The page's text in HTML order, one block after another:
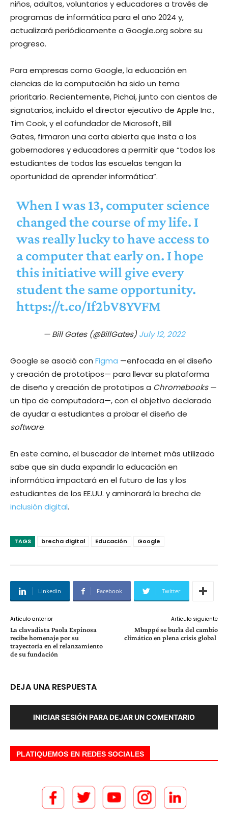
niños, adultos, voluntarios y educadores a través de
programas de informática para el año 2024 y,
actualizará periódicamente a Google.org sobre su
progreso.
Para empresas como Google, la educación en
ciencias de la computación ha sido un tema
prioritario. Recientemente, Pichai, junto con cientos de
signatarios, incluido el director ejecutivo de Apple Inc.,
Tim Cook, y el cofundador de Microsoft, Bill
Gates, firmaron una carta abierta que insta a los
gobernadores y educadores a permitir que “todos los
estudiantes de todas las escuelas tengan la
oportunidad de aprender informática”.
When I was 13, computer science
changed the course of my life. I
was really lucky to have access to
a computer that early on. I hope
this initiative will give every
student the same opportunity.
https://t.co/If2bV8YVFM
— Bill Gates (@BillGates) July 12, 2022
Google se asoció con Figma —enfocada en el diseño
y creación de prototipos— para llevar su plataforma
de diseño y creación de prototipos a Chromebooks—
un tipo de computadora—, con el objetivo declarado
de ayudar a estudiantes a probar el diseño de
software.
En este camino, el buscador de Internet más utilizado
sabe que sin duda expandir la educación en
informática impactará en el futuro de las y los
estudiantes de los EE.UU. y aminorará la brecha de
inclusión digital.
TAGS brecha digital Educación Google
Linkedin Facebook Twitter
Artículo anterior
La clavadista Paola Espinosa
recibe homenaje por su
trayectoria en el relanzamiento
de su fundación
Artículo siguiente
Mbappé se burla del cambio
climático en plena crisis global
DEJA UNA RESPUESTA
INICIAR SESIÓN PARA DEJAR UN COMENTARIO
PLATIQUEMOS EN REDES SOCIALES